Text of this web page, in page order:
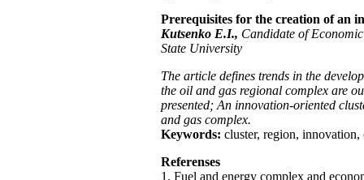
Prerequisites for the creation of an
Kutsenko E.I., Candidate of
State University
The article defines trends in the
the oil and gas regional complex are
presented; An innovation-oriented
and gas complex.
Keywords: cluster, region,
Referenses
1. Fuel and energy complex and